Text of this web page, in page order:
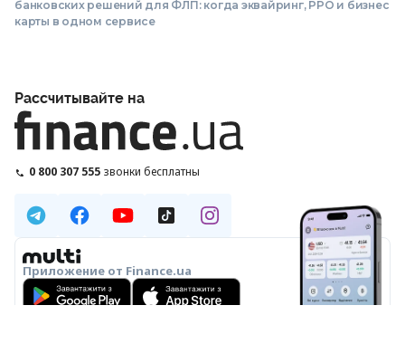
банковских решений для ФЛП: когда эквайринг, РРО и бизнес
карты в одном сервисе
Рассчитывайте на
0 800 307 555 звонки бесплатны
Приложение от Finance.ua